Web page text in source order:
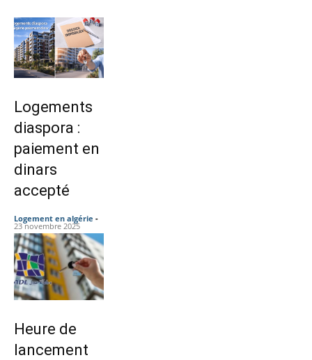
Logements
diaspora :
paiement en
dinars
accepté
Logement en algérie -
23 novembre 2025
Heure de
lancement